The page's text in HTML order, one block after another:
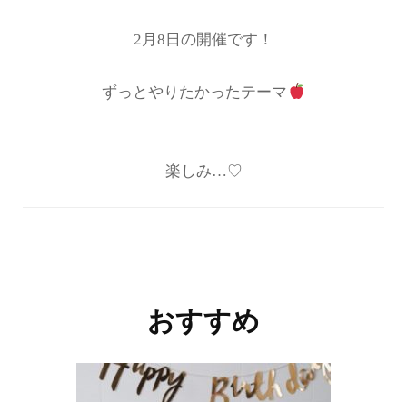
2月8日の開催です！
ずっとやりたかったテーマ
楽しみ…♡
おすすめ